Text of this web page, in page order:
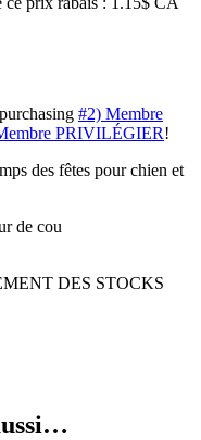
#2) Membre
PRIVILÉGIER!
des fêtes pour chien et
de cou
DES STOCKS